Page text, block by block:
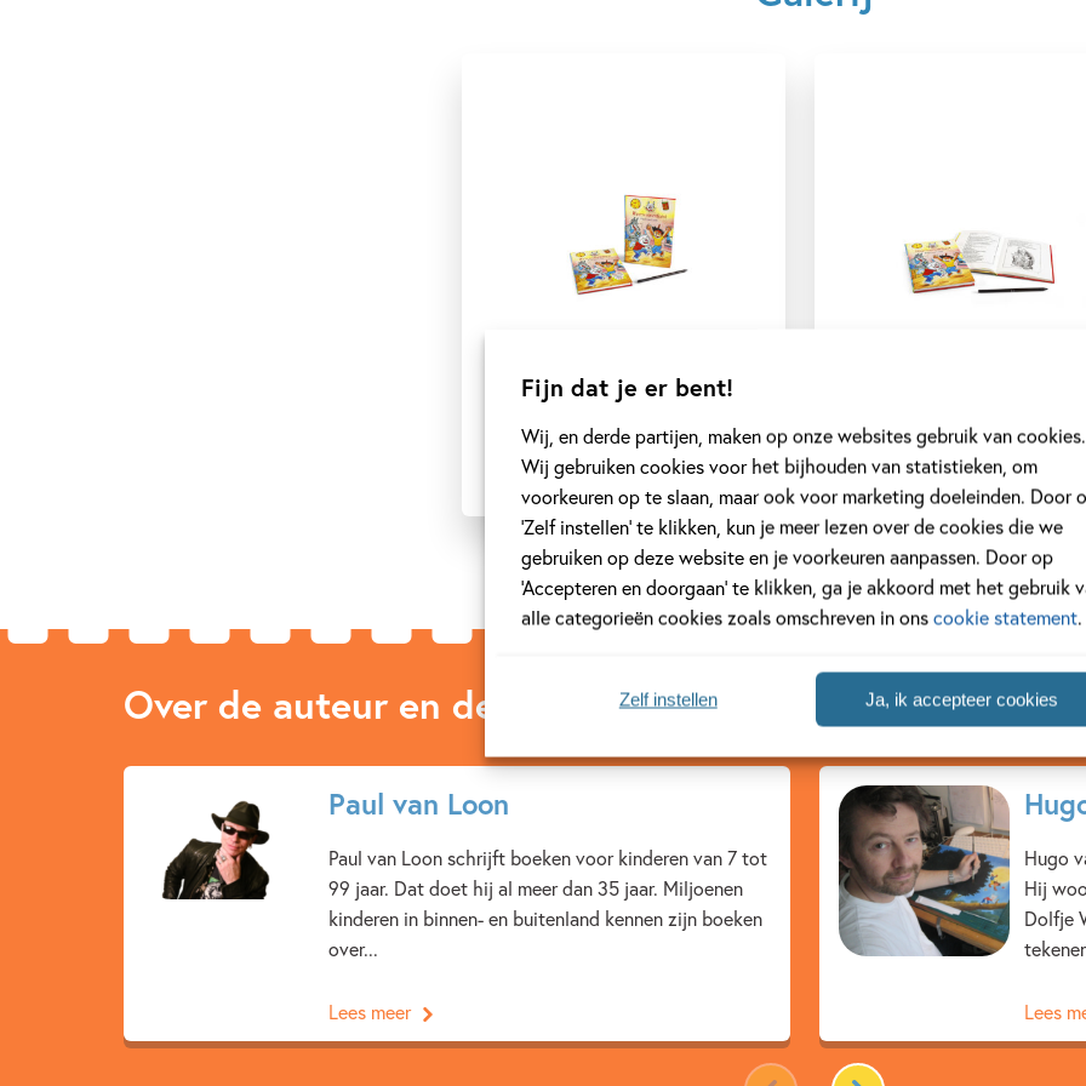
Fijn dat je er bent!
Wij, en derde partijen, maken op onze websites gebruik van cookies.
Wij gebruiken cookies voor het bijhouden van statistieken, om
voorkeuren op te slaan, maar ook voor marketing doeleinden. Door
‘Zelf instellen’ te klikken, kun je meer lezen over de cookies die we
gebruiken op deze website en je voorkeuren aanpassen. Door op
‘Accepteren en doorgaan’ te klikken, ga je akkoord met het gebruik
alle categorieën cookies zoals omschreven in onscookie statement.
Ja, ik accepteer cookies
Zelf instellen
Over de auteur en de illustrator
Paul van Loon
Paul van Loon schrijft boeken voor kinderen van 7 tot
99 jaar. Dat doet hij al meer dan 35 jaar. Miljoenen
kinderen in binnen- en buitenland kennen zijn boeken
over...
Lees meer
Hugo
Hij
Dolfje
Lees